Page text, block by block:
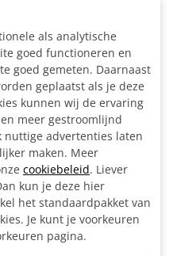
zwart Ø 26,9 mm
Ø 26,9 - Ø 33,7 mm
producten
deze steigerbuis
als analytische
goed functioneren en
goed gemeten. Daarnaast
geplaatst als je deze
kunnen wij de ervaring
meer gestroomlijnd
nuttige advertenties laten
maken. Meer
cookiebeleid. Liever
kun je deze hier
het standaardpakket van
Je kunt je voorkeuren
pagina.